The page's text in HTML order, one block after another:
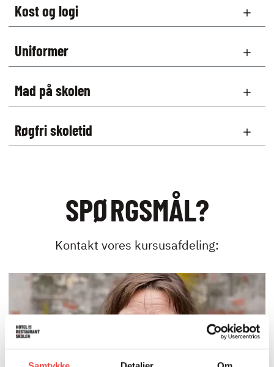
Kost og logi
Uniformer
Mad på skolen
Røgfri skoletid
SPØRGSMÅL?
Kontakt vores kursusafdeling: